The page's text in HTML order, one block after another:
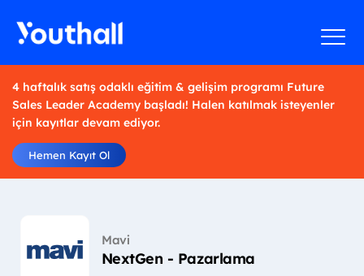
4 haftalık satış odaklı eğitim & gelişim programı Future
Sales Leader Academy başladı! Halen katılmak isteyenler
için kayıtlar devam ediyor.
Hemen Kayıt Ol
Mavi
NextGen - Pazarlama